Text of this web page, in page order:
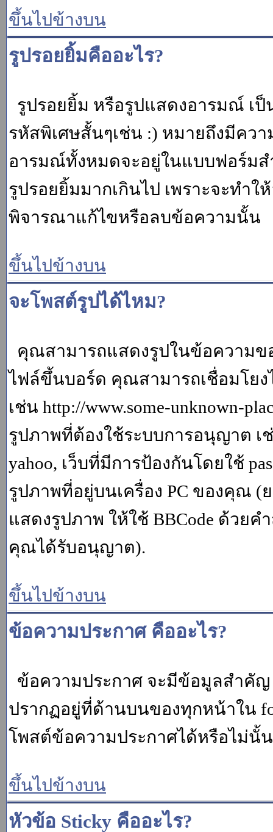
ขึ้นไปข้างบน
รูปรอยยิ้มคืออะไร?
รูปรอยยิ้ม หรือรูปแสดงอารมณ์ เ
รหัสพิเศษสั้นๆเช่น :) หมายถึงมีคว
อารมณ์ทั้งหมดจะอยู่ในแบบฟอร์ม
รูปรอยยิ้มมากเกินไป เพราะจะทำใ
พิจารณาแก้ไขหรือลบข้อความนั้น
ขึ้นไปข้างบน
จะโพสต์รูปได้ไหม?
คุณสามารถแสดงรูปในข้อความ
ไฟล์ขึ้นบอร์ด คุณสามารถเชื่อมโยง
เช่น http://www.some-unknown-
รูปภาพที่ต้องใช้ระบบการอนุญาต เ
yahoo, เว็บที่มีการป้องกันโดยใช้
รูปภาพที่อยู่บนเครื่อง PC ของคุณ (
แสดงรูปภาพ ให้ใช้ BBCode ด้วย
คุณได้รับอนุญาต).
ขึ้นไปข้างบน
ข้อความประกาศ คืออะไร?
ข้อความประกาศ จะมีข้อมูลสำคั
ปรากฏอยู่ที่ด้านบนของทุกหน้าใน
โพสต์ข้อความประกาศได้หรือไม่นั้
ขึ้นไปข้างบน
หัวข้อ Sticky คืออะไร?